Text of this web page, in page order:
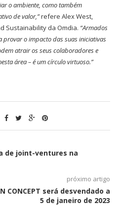
o ambiente, como também
de valor,”refere Alex West,
Sustainability da Omdia. “Armados
provar o impacto das suas iniciativas
atrair os seus colaboradores e
área – é um círculo virtuoso.”
de joint-ventures na
próximo artigo
CONCEPT será desvendado a
5 de janeiro de 2023